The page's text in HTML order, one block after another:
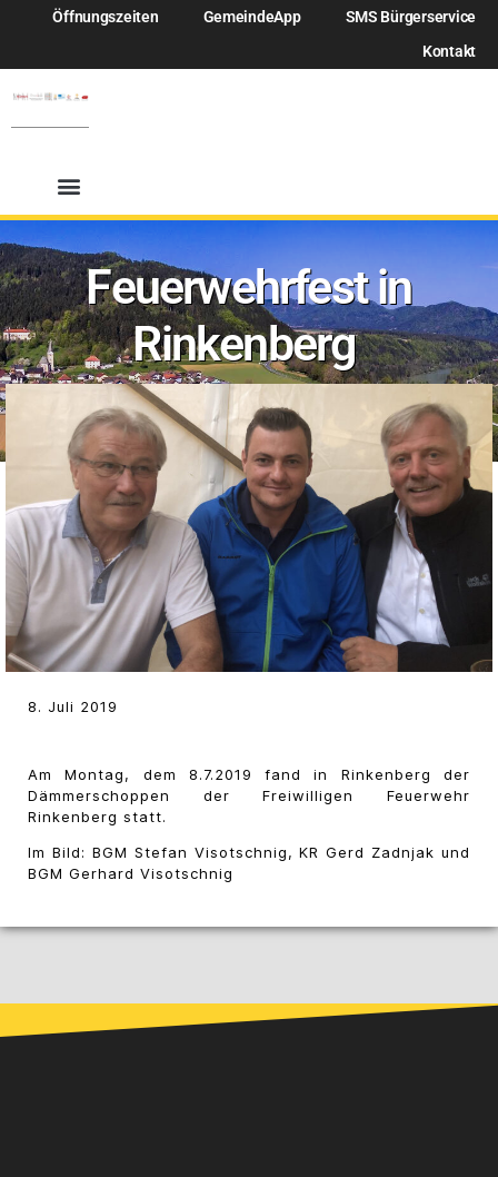
Öffnungszeiten GemeindeApp
SMS Bürgerservice
Kontakt
Feuerwehrfest in
Rinkenberg
8. Juli 2019
Am Montag, dem 8.7.2019 fand in Rinkenberg der
Dämmerschoppen der Freiwilligen Feuerwehr
Rinkenberg statt.
Im Bild: BGM Stefan Visotschnig, KR Gerd Zadnjak und
BGM Gerhard Visotschnig